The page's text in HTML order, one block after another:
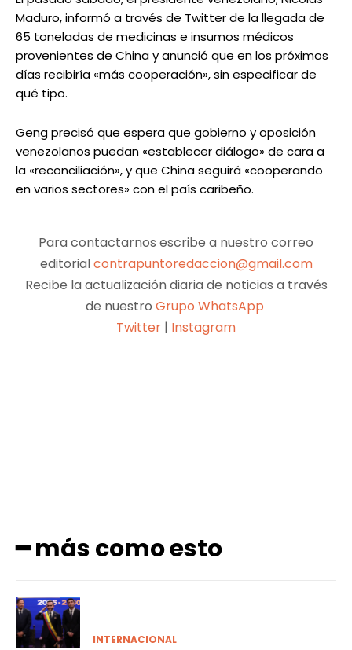
Maduro, informó a través de Twitter de la llegada de
65 toneladas de medicinas e insumos médicos
provenientes de China y anunció que en los próximos
días recibiría «más cooperación», sin especificar de
qué tipo.
Geng precisó que espera que gobierno y oposición
venezolanos puedan «establecer diálogo» de cara a
la «reconciliación», y que China seguirá «cooperando
en varios sectores» con el país caribeño.
Para contactarnos escribe a nuestro correo
editorialcontrapuntoredaccion@gmail.com
Recibe la actualización diaria de noticias a través
de nuestro Grupo WhatsApp
Twitter | Instagram
━ más como esto
INTERNACIONAL